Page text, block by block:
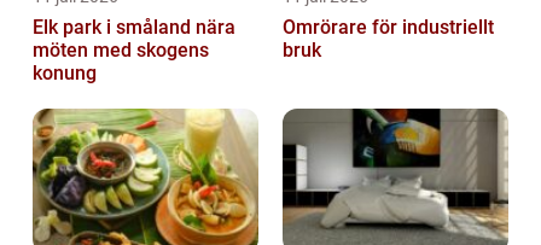
Elk park i småland nära
möten med skogens
konung
Omrörare för industriellt
bruk